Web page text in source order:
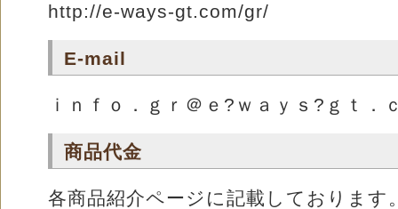
http://e-ways-gt.com/gr/
E-mail
ｉｎｆｏ．ｇｒ＠ｅ?ｗａｙｓ?ｇｔ．
商品代金
各商品紹介ページに記載しております